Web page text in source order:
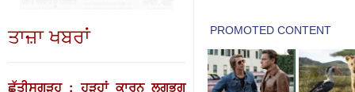
ਤਾਜ਼ਾ ਖਬਰਾਂ
ਛੱਤੀਸਗੜ੍ਹ : ਹੜ੍ਹਾਂ ਕਾਰਨ ਲਗਭਗ